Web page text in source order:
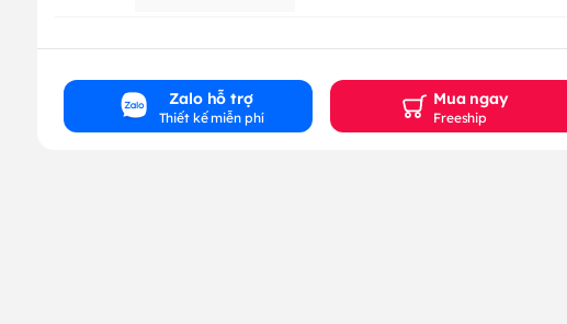
Zalo hỗ trợ
Thiết kế miễn phí
Mua ngay
Freeship